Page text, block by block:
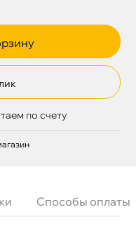
по счету
Способы оплаты